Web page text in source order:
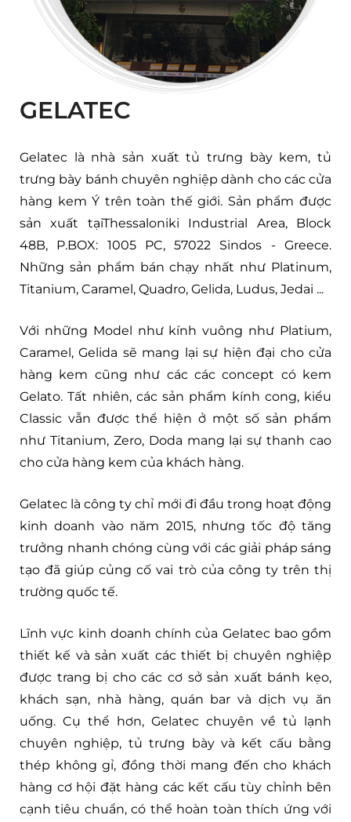
GELATEC
Gelatec là nhà sản xuất tủ trưng bày kem, tủ
trưng bày bánh chuyên nghiệp dành cho các cửa
hàng kem Ý trên toàn thế giới. Sản phẩm được
sản xuất tạiThessaloniki Industrial Area, Block
48B, P.BOX: 1005 PC, 57022 Sindos - Greece.
Những sản phẩm bán chạy nhất như Platinum,
Titanium, Caramel, Quadro, Gelida, Ludus, Jedai ...
Với những Model như kính vuông như Platium,
Caramel, Gelida sẽ mang lại sự hiện đại cho cửa
hàng kem cũng như các các concept có kem
Gelato. Tất nhiên, các sản phẩm kính cong, kiểu
Classic vẫn được thể hiện ở một số sản phẩm
như Titanium, Zero, Doda mang lại sự thanh cao
cho cửa hàng kem của khách hàng.
Gelatec là công ty chỉ mới đi đầu trong hoạt động
kinh doanh vào năm 2015, nhưng tốc độ tăng
trưởng nhanh chóng cùng với các giải pháp sáng
tạo đã giúp củng cố vai trò của công ty trên thị
trường quốc tế.
Lĩnh vực kinh doanh chính của Gelatec bao gồm
thiết kế và sản xuất các thiết bị chuyên nghiệp
được trang bị cho các cơ sở sản xuất bánh kẹo,
khách sạn, nhà hàng, quán bar và dịch vụ ăn
uống. Cụ thể hơn, Gelatec chuyên về tủ lạnh
chuyên nghiệp, tủ trưng bày và kết cấu bằng
thép không gỉ, đồng thời mang đến cho khách
hàng cơ hội đặt hàng các kết cấu tùy chỉnh bên
cạnh tiêu chuẩn, có thể hoàn toàn thích ứng với